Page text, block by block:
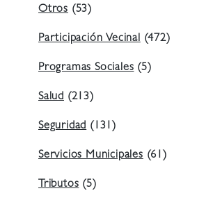
Otros (53)
Participación Vecinal (472)
Programas Sociales (5)
Salud (213)
Seguridad (131)
Servicios Municipales (61)
Tributos (5)